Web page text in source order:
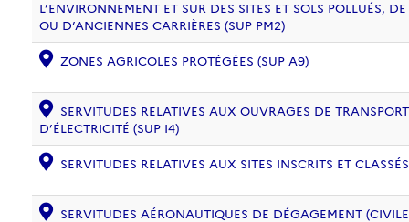
L’ENVIRONNEMENT ET SUR DES SITES ET SOLS POLLUÉS,
OU D’ANCIENNES CARRIÈRES (SUP PM2)
ZONES AGRICOLES PROTÉGÉES (SUP A9)
SERVITUDES RELATIVES AUX OUVRAGES DE
D’ÉLECTRICITÉ (SUP I4)
SERVITUDES RELATIVES AUX SITES INSCRITS ET
SERVITUDES AÉRONAUTIQUES DE DÉGAGEMENT